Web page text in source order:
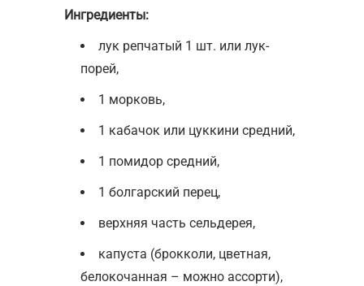
Ингредиенты:
лук репчатый 1 шт. или лук-
порей,
1 морковь,
1 кабачок или цуккини средний,
1 помидор средний,
1 болгарский перец,
верхняя часть сельдерея,
капуста (брокколи, цветная,
белокочанная – можно ассорти),